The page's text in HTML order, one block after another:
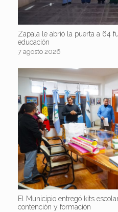
Zapala le abrió la puerta a 64
educación
7 agosto 2026
El Municipio entregó kits
contención y formación